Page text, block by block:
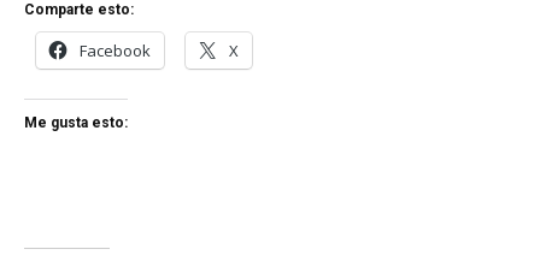
Comparte esto:
Facebook X
Me gusta esto: